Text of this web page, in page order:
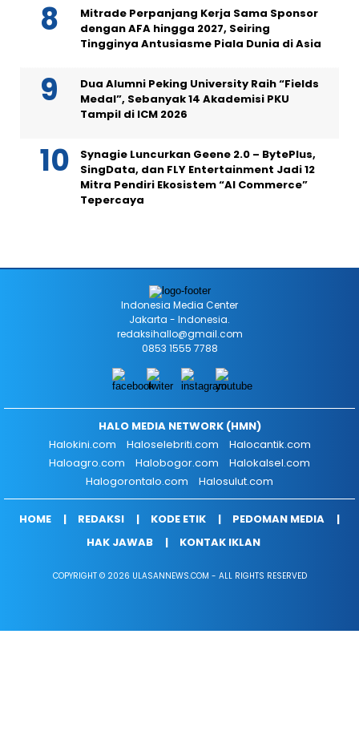
Mitrade Perpanjang Kerja Sama Sponsor
dengan AFA hingga 2027, Seiring
Tingginya Antusiasme Piala Dunia di Asia
Dua Alumni Peking University Raih “Fields
Medal”, Sebanyak 14 Akademisi PKU
Tampil di ICM 2026
Synagie Luncurkan Geene 2.0 – BytePlus,
SingData, dan FLY Entertainment Jadi 12
Mitra Pendiri Ekosistem “AI Commerce”
Tepercaya
Indonesia Media Center
Jakarta - Indonesia.
redaksihallo@gmail.com
0853 1555 7788
HALO MEDIA NETWORK (HMN)
Halokini.com
Haloselebriti.com
Halocantik.com
Haloagro.com
Halobogor.com
Halokalsel.com
Halogorontalo.com
Halosulut.com
HOME REDAKSI KODE ETIK
PEDOMAN MEDIA
HAK JAWAB
KONTAK IKLAN
COPYRIGHT © 2026 ULASANNEWS.COM - ALL RIGHTS RESERVED